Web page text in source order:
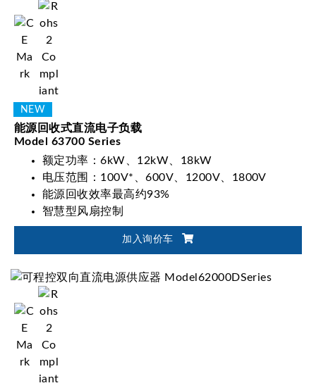
能源回收式直流电子负载
Model 63700 Series
额定功率：6kW、12kW、18kW
电压范围：100V*、600V、1200V、1800V
能源回收效率最高约93%
智慧型风扇控制
加入询价车